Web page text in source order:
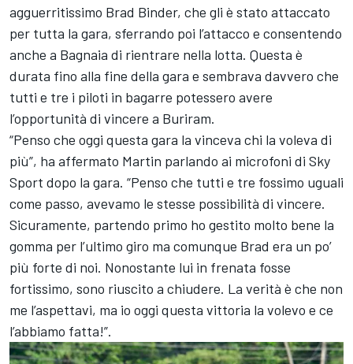
agguerritissimo Brad Binder, che gli è stato attaccato
per tutta la gara, sferrando poi l’attacco e consentendo
anche a Bagnaia di rientrare nella lotta. Questa è
durata fino alla fine della gara e sembrava davvero che
tutti e tre i piloti in bagarre potessero avere
l’opportunità di vincere a Buriram.
“Penso che oggi questa gara la vinceva chi la voleva di
più”, ha affermato Martin parlando ai microfoni di Sky
Sport dopo la gara. “Penso che tutti e tre fossimo uguali
come passo, avevamo le stesse possibilità di vincere.
Sicuramente, partendo primo ho gestito molto bene la
gomma per l’ultimo giro ma comunque Brad era un po’
più forte di noi. Nonostante lui in frenata fosse
fortissimo, sono riuscito a chiudere. La verità è che non
me l’aspettavi, ma io oggi questa vittoria la volevo e ce
l’abbiamo fatta!”.